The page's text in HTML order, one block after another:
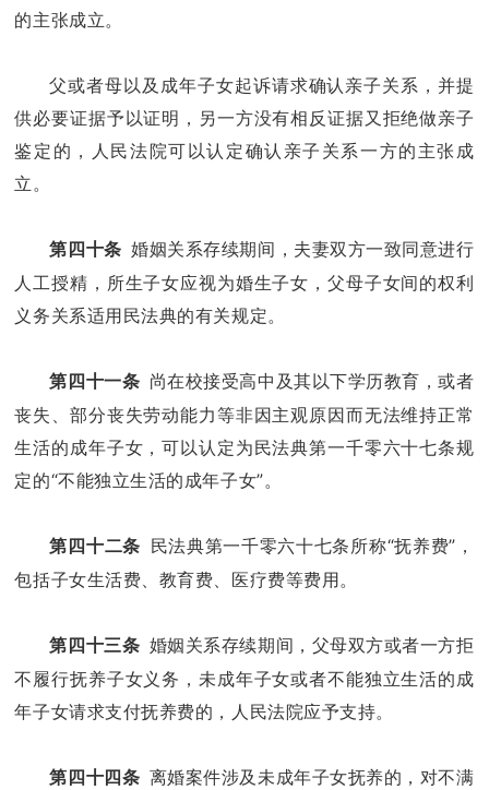
的主张成立。
父或者母以及成年子女起诉请求确认亲子关系，并提
供必要证据予以证明，另一方没有相反证据又拒绝做亲子
鉴定的，人民法院可以认定确认亲子关系一方的主张成
立。
第四十条 婚姻关系存续期间，夫妻双方一致同意进行
人工授精，所生子女应视为婚生子女，父母子女间的权利
义务关系适用民法典的有关规定。
第四十一条 尚在校接受高中及其以下学历教育，或者
丧失、部分丧失劳动能力等非因主观原因而无法维持正常
生活的成年子女，可以认定为民法典第一千零六十七条规
定的“不能独立生活的成年子女”。
第四十二条
民法典第一千零六十七条所称“抚养费”，
包括子女生活费、教育费、医疗费等费用。
第四十三条 婚姻关系存续期间，父母双方或者一方拒
不履行抚养子女义务，未成年子女或者不能独立生活的成
年子女请求支付抚养费的，人民法院应予支持。
第四十四条 离婚案件涉及未成年子女抚养的，对不满